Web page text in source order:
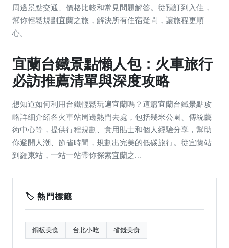
周邊景點交通、價格比較和常見問題解答。從預訂到入住，
幫你輕鬆規劃宜蘭之旅，解決所有住宿疑問，讓旅程更順
心。
宜蘭台鐵景點懶人包：火車旅行
必訪推薦清單與深度攻略
想知道如何利用台鐵輕鬆玩遍宜蘭嗎？這篇宜蘭台鐵景點攻
略詳細介紹各火車站周邊熱門去處，包括幾米公園、傳統藝
術中心等，提供行程規劃、實用貼士和個人經驗分享，幫助
你避開人潮、節省時間，規劃出完美的低碳旅行。從宜蘭站
到羅東站，一站一站帶你探索宜蘭之...
🏷️ 熱門標籤
銅板美食 台北小吃 省錢美食